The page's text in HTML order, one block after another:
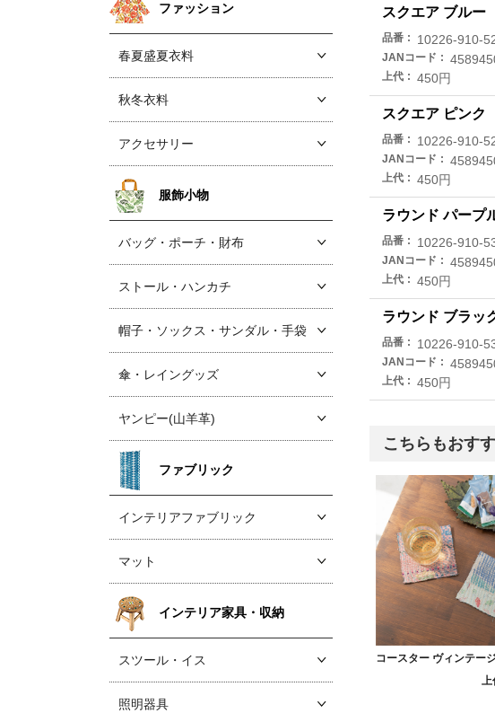
スクエア ブルー
品番 10226-910-
JANコード
上代 450円
スクエア ピンク
品番 10226-910-
JANコード
上代 450円
ラウンド パープ
品番 10226-910-
JANコード
上代 450円
ラウンド ブラッ
品番 10226-910-
JANコード
上代 450円
こちらもおす
コースター ヴィンテー
ファッション
春夏盛夏衣料
秋冬衣料
アクセサリー
服飾小物
バッグ・ポーチ・財布
ストール・ハンカチ
帽子・ソックス ・サンダル・手袋
傘・レイングッズ
ヤンピー(山羊革)
ファブリック
インテリアファブリック
マット
インテリア家具・収納
スツール・イス
照明器具